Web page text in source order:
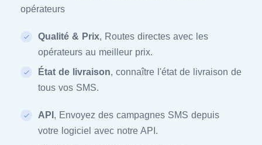
opérateurs
Qualité & Prix, Routes directes avec les
opérateurs au meilleur prix.
État de livraison, connaître l'état de livraison de
tous vos SMS.
API , Envoyez des campagnes SMS depuis
votre logiciel avec notre API.